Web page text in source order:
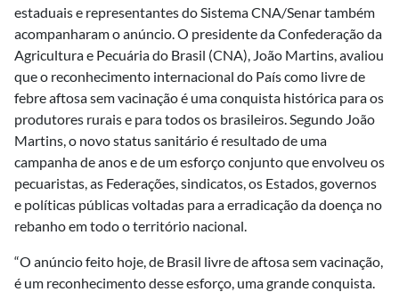
estaduais e representantes do Sistema CNA/Senar também
acompanharam o anúncio. O presidente da Confederação da
Agricultura e Pecuária do Brasil (CNA), João Martins, avaliou
que o reconhecimento internacional do País como livre de
febre aftosa sem vacinação é uma conquista histórica para os
produtores rurais e para todos os brasileiros. Segundo João
Martins, o novo status sanitário é resultado de uma
campanha de anos e de um esforço conjunto que envolveu os
pecuaristas, as Federações, sindicatos, os Estados, governos
e políticas públicas voltadas para a erradicação da doença no
rebanho em todo o território nacional.
“O anúncio feito hoje, de Brasil livre de aftosa sem vacinação,
é um reconhecimento desse esforço, uma grande conquista.